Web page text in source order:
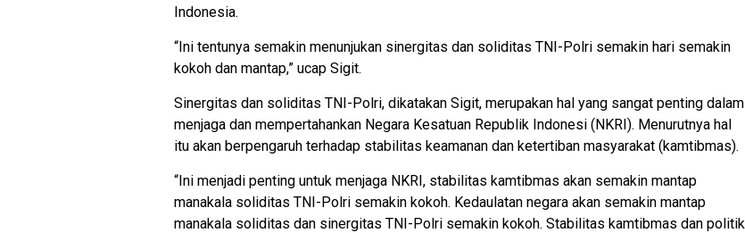
Indonesia.
“Ini tentunya semakin menunjukan sinergitas dan soliditas TNI-Polri semakin hari semakin
kokoh dan mantap,” ucap Sigit.
Sinergitas dan soliditas TNI-Polri, dikatakan Sigit, merupakan hal yang sangat penting dalam
menjaga dan mempertahankan Negara Kesatuan Republik Indonesi (NKRI). Menurutnya hal
itu akan berpengaruh terhadap stabilitas keamanan dan ketertiban masyarakat (kamtibmas).
“Ini menjadi penting untuk menjaga NKRI, stabilitas kamtibmas akan semakin mantap
manakala soliditas TNI-Polri semakin kokoh. Kedaulatan negara akan semakin mantap
manakala soliditas dan sinergitas TNI-Polri semakin kokoh. Stabilitas kamtibmas dan politik